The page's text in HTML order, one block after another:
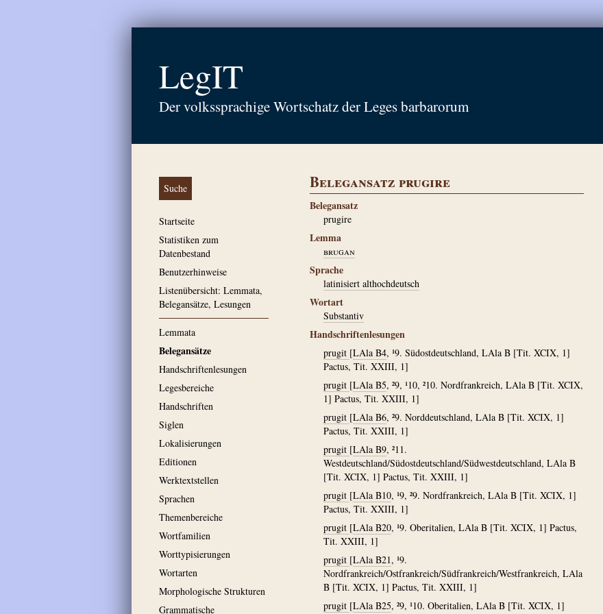
LegIT
Der volkssprachige Wortschatz der Leges barbarorum
Suche
Startseite
Statistiken zum
Datenbestand
Benutzerhinweise
Listenübersicht: Lemmata,
Belegansätze, Lesungen
Lemmata
Belegansätze
Handschriftenlesungen
Legesbereiche
Handschriften
Siglen
Lokalisierungen
Editionen
Werktextstellen
Sprachen
Themenbereiche
Wortfamilien
Worttypisierungen
Wortarten
Morphologische Strukturen
Grammatische
Belegansatz prugire
Belegansatz
prugire
Lemma
brugan
Sprache
latinisiert althochdeutsch
Wortart
Substantiv
Handschriftenlesungen
prugit [LAla B4, ¹9. Südostdeutschland, LAla B [Tit. XCIX, 1]
Pactus, Tit. XXIII, 1]
prugit [LAla B5, ²9, ¹10, ²10. Nordfrankreich, LAla B [Tit. XCIX,
1] Pactus, Tit. XXIII, 1]
prugit [LAla B6, ²9. Norddeutschland, LAla B [Tit. XCIX, 1]
Pactus, Tit. XXIII, 1]
prugit [LAla B9, ²11.
Westdeutschland/Südostdeutschland/Südwestdeutschland, LAla B
[Tit. XCIX, 1] Pactus, Tit. XXIII, 1]
prugit [LAla B10, ¹9, ²9. Nordfrankreich, LAla B [Tit. XCIX, 1]
Pactus, Tit. XXIII, 1]
prugit [LAla B20, ¹9. Oberitalien, LAla B [Tit. XCIX, 1] Pactus,
Tit. XXIII, 1]
prugit [LAla B21, ¹9.
Nordfrankreich/Ostfrankreich/Südfrankreich/Westfrankreich, LAla
B [Tit. XCIX, 1] Pactus, Tit. XXIII, 1]
prugit [LAla B25, ²9, ¹10. Oberitalien, LAla B [Tit. XCIX, 1]